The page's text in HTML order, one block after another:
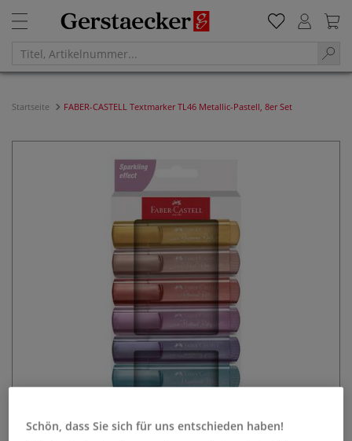
Startseite FABER-CASTELL Textmarker TL46 Metallic-Pastell, 8er Set
Schön, dass Sie sich für uns entschieden haben!